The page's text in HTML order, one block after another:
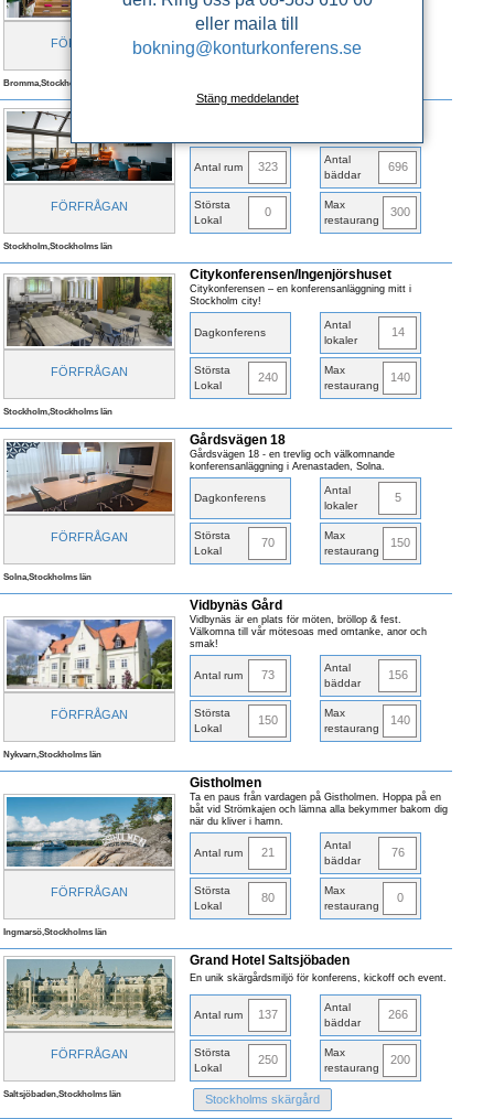
eller maila till
bokning@konturkonferens.se
Stäng meddelandet
FÖRFRÅGAN
Dagkonferens
Största
Lokal
90
restaurang
Bromma,Stockholms län
FÖRFRÅGAN
Antal rum 323
Antal
bäddar
696
Största
Lokal
0
Max
restaurang
300
Stockholm,Stockholms län
FÖRFRÅGAN
Citykonferensen/Ingenjörshuset
Citykonferensen – en konferensanläggning mitt i
Stockholm city!
Dagkonferens
Antal
lokaler
14
Största
Lokal
240
Max
restaurang
140
Stockholm,Stockholms län
FÖRFRÅGAN
Gårdsvägen 18
Gårdsvägen 18 - en trevlig och välkomnande
konferensanläggning i Arenastaden, Solna.
Dagkonferens
Antal
lokaler
5
Största
Lokal
70
Max
restaurang
150
Solna,Stockholms län
FÖRFRÅGAN
Vidbynäs Gård
Vidbynäs är en plats för möten, bröllop & fest.
Välkomna till vår mötesoas med omtanke, anor och
smak!
Antal rum 73
Antal
bäddar
156
Största
Lokal
150
Max
restaurang
140
Nykvarn,Stockholms län
FÖRFRÅGAN
Gistholmen
Ta en paus från vardagen på Gistholmen. Hoppa på en
båt vid Strömkajen och lämna alla bekymmer bakom dig
när du kliver i hamn.
Antal rum 21
Antal
bäddar
76
Största
Lokal
80
Max
restaurang
0
Ingmarsö,Stockholms län
FÖRFRÅGAN
Grand Hotel Saltsjöbaden
En unik skärgårdsmiljö för konferens, kickoff och event.
Antal rum 137
Antal
bäddar
266
Största
Lokal
250
Max
restaurang
200
Saltsjöbaden,Stockholms län Stockholms skärgård